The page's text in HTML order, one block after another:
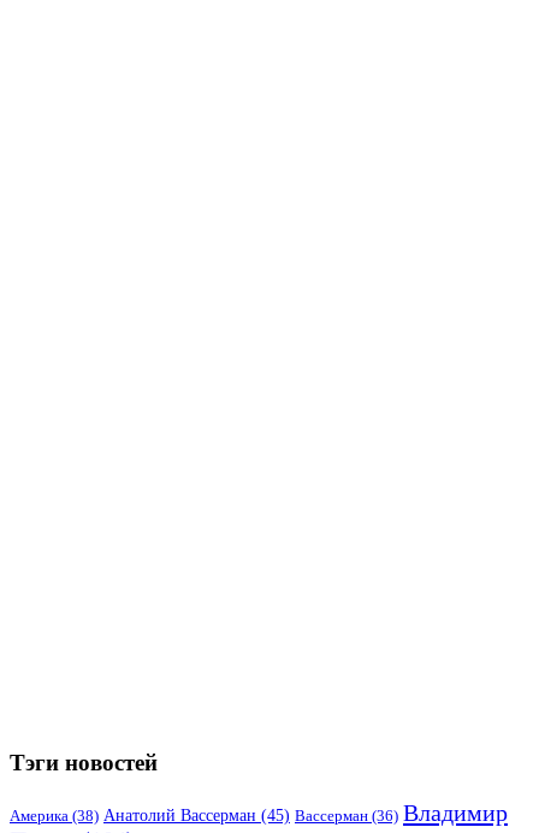
Тэги новостей
Америка (38) Анатолий Вассерман (45) Вассерман (36) Владимир